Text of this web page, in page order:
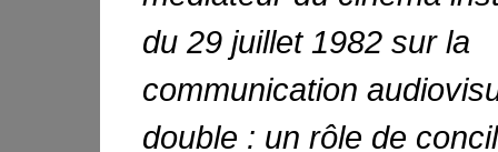
du 29 juillet 1982 sur la
communication
double : un rôle de